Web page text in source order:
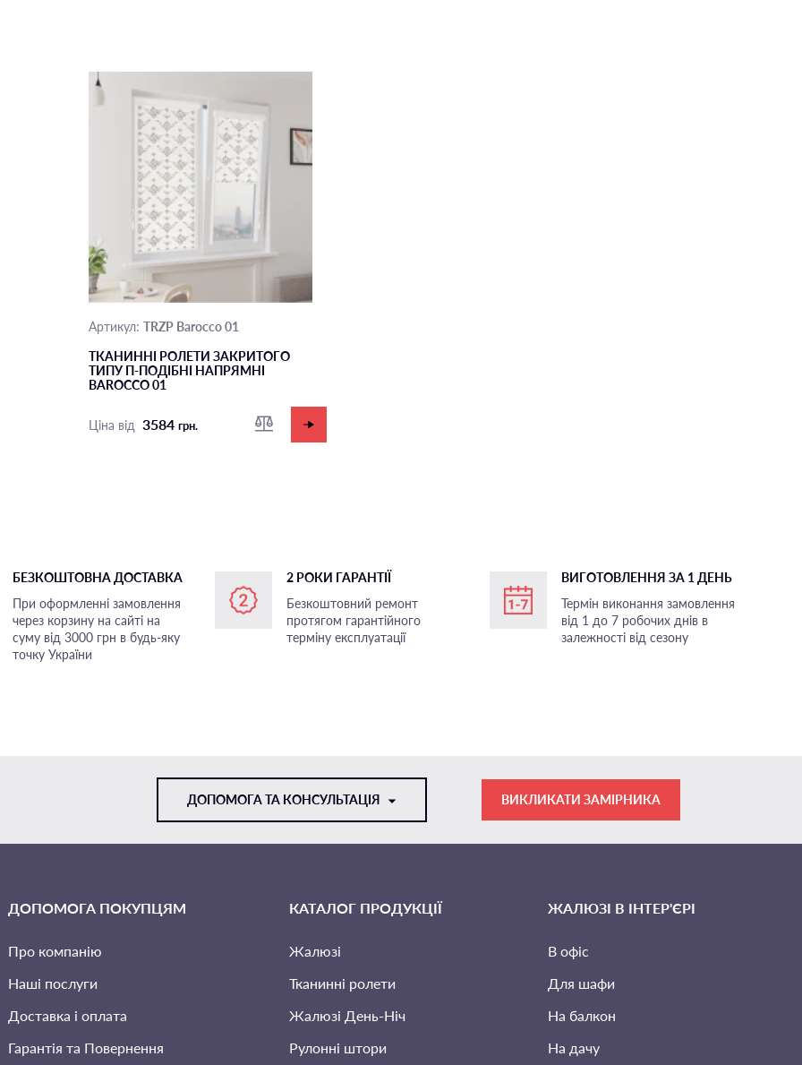
Артикул: TRZP Barocco 01
ТКАНИННІ РОЛЕТИ ЗАКРИТОГО
ТИПУ П-ПОДIБНІ НАПРЯМНІ
BAROCCO 01
Ціна від 3584 грн.
БЕЗКОШТОВНА ДОСТАВКА
При оформленні замовлення
через корзину на сайті на
суму від 3000 грн в будь-яку
точку України
2 РОКИ ГАРАНТІЇ
Безкоштовний ремонт
протягом гарантійного
терміну експлуатації
ВИГОТОВЛЕННЯ ЗА 1 ДЕНЬ
Термін виконання замовлення
від 1 до 7 робочих днів в
залежності від сезону
ДОПОМОГА ТА КОНСУЛЬТАЦІЯ ВИКЛИКАТИ ЗАМІРНИКА
ДОПОМОГА ПОКУПЦЯМ
Про компанію
Наші послуги
Доставка і оплата
Гарантія та Повернення
КАТАЛОГ ПРОДУКЦІЇ
Жалюзі
Тканинні ролети
Жалюзi День-Ніч
Рулонні штори
ЖАЛЮЗІ В ІНТЕР'ЄРІ
В офіс
Для шафи
На балкон
На дачу